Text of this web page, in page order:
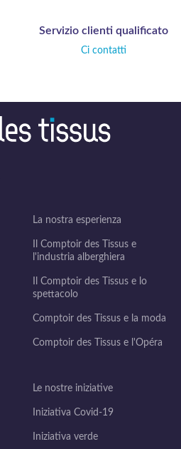
Servizio clienti qualificato
Ci contatti
La nostra esperienza
Il Comptoir des Tissus e
l'industria alberghiera
Il Comptoir des Tissus e lo
spettacolo
Comptoir des Tissus e la moda
Comptoir des Tissus e l'Opéra
Le nostre iniziative
Iniziativa Covid-19
Iniziativa verde